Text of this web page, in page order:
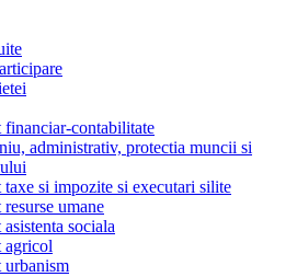
financiar-contabilitate
administrativ, protectia muncii si
si impozite si executari silite
umane
sociala
agricol
urbanism